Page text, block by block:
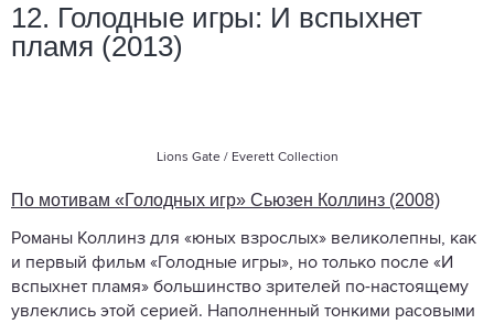
12. Голодные игры: И вспыхнет
пламя (2013)
Lions Gate / Everett Collection
По мотивам «Голодных игр» Сьюзен Коллинз (2008)
Романы Коллинз для «юных взрослых» великолепны, как
и первый фильм «Голодные игры», но только после «И
вспыхнет пламя» большинство зрителей по-настоящему
увлеклись этой серией. Наполненный тонкими расовыми